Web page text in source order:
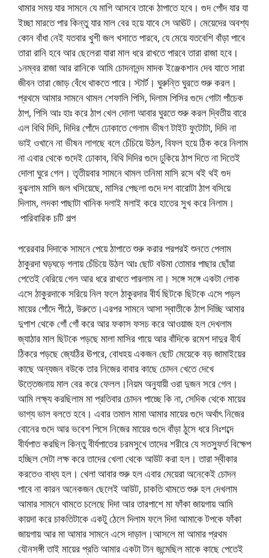
থামার সময় যার সামনে যে মাগি আসবে তাকে ঠাপাতে হবে। গুদ পোঁদ যার যা
ইচ্ছা মারতে পার কিন্তু যার মাল বের হয়ে যাবে সে আঊট। মেয়েদের অবশ্য
কোন বাঁধা নেই যতবার খুশী জল খসাতে পারবে, যে মেয়ে যতবেশি বাঁড়া পাবে
তারা রানি হবে আর ছেলেরা যারা মাল ধরে রাখতে পারবে তারা রাজা হবে।
১নম্বর রাজা আর রানিকে আমি চোদনানন্দ মাদক ইঞ্জেকশান দেব যাতে সারা
জীবন তারা জোড় বেঁধে থাকতে পারে। স্টার্ট। ঘুরুন্তি ঘুরতে শুরু করল।
প্রথমে আমার সামনে থামল শেফালি পিসি, দিলাম পিসির গুদে গোটা পাঁচেক
ঠাপ, পিসি আঃ হাঃ করে ঠাপ খেল দোলা আবার ঘুরতে শুরু করল দ্বিতীয় বারে
এল বিথি দিদি, দিদির পোঁদে ঢোকাতে গেলাম ভীষণ টাইট ফুটোটা, দিদি না
ভাই ওখানে না ভীষন লাগছে বলে চেঁচিয়ে উঠল, বিফল হয়ে ঠিক করে নিলাম
না এবার থেকে গুদেই ঢোকাব, বিথি দিদির গুদে ঢুকিয়ে ঠাপ দিতে না দিতেই
দোলা ঘুরে গেল। তৃতীয়বার সামনে থামল তনিমা মাসি রসে থই থই গুদ
বুঝলাম মাসি জল খসিয়েছে, মাসির পেছলা গুদে দশ বারোটা ঠাপ বসিয়ে
দিলাম, লদকা পাছাটা খানিক দলাই মলাই করে হাতের সুখ করে নিলাম।
পারিবারিক চটি গল্প
পরেরবার দিদাকে সামনে পেয়ে ঠাপাতে শুরু করার পরপরই শুনতে পেলাম
ঠাকুরদা ঘড়ঘড়ে গলায় চেঁচিয়ে উঠল আঃ ছোট বউমা তোমার পাছার ছোঁয়া
পেতেই বেরিয়ে গেল আর ধরে রাখতে পারলাম না। সঙ্গে সঙ্গে একটা লোক
এসে ঠাকুরদাকে সরিয়ে নিল ফলে ঠাকুরদার বীর্য ছিটকে ছিটকে এসে পড়ল
মায়ের পোঁদে পীঠে, উরুতে।এরপর সামনে আসা স্বাতীকে ঠাপ দিচ্ছি আমার
দুপাশ থেকে গোঁ গোঁ করে আর ফকাস ফসচ করে আওয়াজ হল দেখলাম
জ্যাঠার মাল ছিটকে পড়ছে মালা মাসির গায়ে আর বাঁদিকে রমেশ দাদুর বীর্য
ঠিকরে পড়ছে জ্যেঠির ঊপরে, বোধহয় একজন ছোট মেয়েকে বড় জামাইয়ের
কাছে অন্যজন বউকে তার নিজের বাবার কাছে চোদন খেতে দেখে
উত্তেজনায় মাল বের করে ফেলল।নিয়ম অনুযায়ী ওরা দুজন সরে গেল।
আমি লক্ষ্য করছিলাম মা প্রতিবার চোদন পাচ্ছে কি না, সেদিক থেকে মায়ের
ভাগ্য ভাল বলতে হবে। এবার তমাল মামা আমার মায়ের গুদে অর্থাৎ নিজের
বোনের গুদে আর ভবেশ পিসে নিজের মায়ের গুদে বাঁড়া ঠুসে ধরে নিঃশব্দে
বীর্যপাত করছিল কিন্তু বীর্যপাতের চরমসুখে তাদের শরীরে যে সতস্ফুর্ত বিক্ষেপ
হচ্ছিল সেটা লক্ষ করে তাদের খেলা থেকে আউট করা হল। তারা স্বীকার
করতেও বাধ্য হল। খেলা আবার শুরু হল এবার মেয়েরা অনেকেই চোদন
পাবে না কারন অনেকজন ছেলেই আউট, চাকতি থামতে শুরু হল দেখলাম
আমার সামনে থামতে চলেছে দিদা আর তারপাশে মা ফাঁকা জায়গায় আমি
কায়দা করে চাকতিটাকে একটু ঠেলে দিলাম ফলে দিদা আমাকে টপকে ফাঁকা
জায়গায় আর মা আমার সামনে এসে দাড়াল।আসলে মা আমার প্রথম
যৌনসঙ্গী তাই মায়ের প্রতি আমার একটা টান জন্মেছিল মাকে কাছে পেতেই